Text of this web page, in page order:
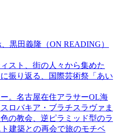
黒田義隆（ON READING）
スト、街の人々から集めた
振り返る、国際芸術祭「あい
。名古屋在住アラサーOL海
ロバキア・ブラチスラヴァま
の教会、逆ピラミッド型のラ
建築との再会で旅のモチベ